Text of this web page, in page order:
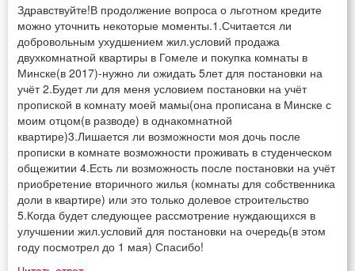
Здравствуйте!В продолжение вопроса о льготном кредите
можно уточнить некоторые моменты.1.Считается ли
добровольным ухудшением жил.условий продажа
двухкомнатной квартиры в Гомеле и покупка комнаты в
Минске(в 2017)-нужно ли ожидать 5лет для постановки на
учёт 2.Будет ли для меня условием постановки на учёт
пропиской в комнату моей мамы(она прописана в Минске с
моим отцом(в разводе) в однакомнатной
квартире)3.Лишается ли возможности моя дочь после
прописки в комнате возможности проживать в студенческом
общежитии 4.Есть ли возможность после постановки на учёт
приобретение вторичного жилья (комнаты для собственника
доли в квартире) или это только долевое строительство
5.Когда будет следующее рассмотрение нуждающихся в
улучшении жил.условий для постановки на очередь(в этом
году посмотрел до 1 мая) Спасибо!